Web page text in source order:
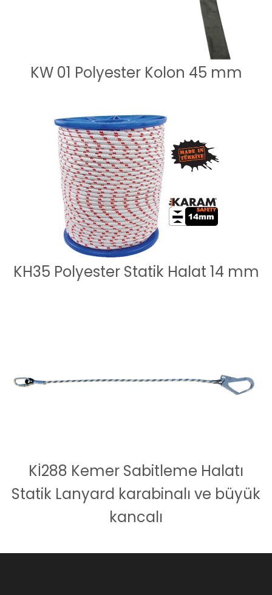
KW 01 Polyester Kolon 45 mm
KH35 Polyester Statik Halat 14 mm
Kİ288 Kemer Sabitleme Halatı
Statik Lanyard karabinalı ve büyük
kancalı